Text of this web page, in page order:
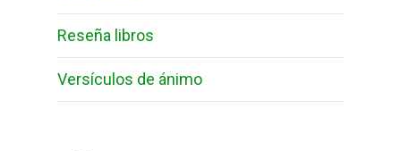
Reseña libros
Versículos de ánimo